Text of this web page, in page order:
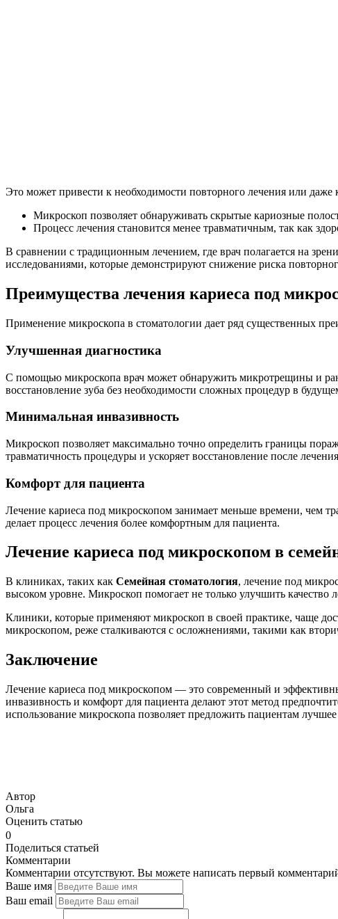
Это может привести к необходимости повторного лечения или
Микроскоп позволяет обнаруживать скрытые кариозные
Процесс лечения становится менее травматичным, так как
В сравнении с традиционным лечением, где врач полагается на
исследованиями, которые демонстрируют снижение риска
Преимущества лечения кариеса под
Применение микроскопа в стоматологии дает ряд существенных
Улучшенная диагностика
С помощью микроскопа врач может обнаружить микротрещины и
восстановление зуба без необходимости сложных процедур в
Минимальная инвазивность
Микроскоп позволяет максимально точно определить границы
травматичность процедуры и ускоряет восстановление после
Комфорт для пациента
Лечение кариеса под микроскопом занимает меньше времени, чем
делает процесс лечения более комфортным для пациента.
Лечение кариеса под микроскопом в
В клиниках, таких как Семейная стоматология, лечение под
высоком уровне. Микроскоп помогает не только улучшить качество
Клиники, которые применяют микроскоп в своей практике, чаще
микроскопом, реже сталкиваются с осложнениями, такими как
Заключение
Лечение кариеса под микроскопом — это современный и
инвазивность и комфорт для пациента делают этот метод
использование микроскопа позволяет предложить пациентам
Автор
Ольга
Оценить статью
0
Поделиться статьей
Комментарии
Комментарии отсутствуют. Вы можете написать первый
Ваше имя
Ваш email